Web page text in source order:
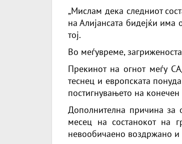
„Мислам дека следниот
на Алијансата бидејќи
тој.
Во меѓувреме,
Прекинот на огнот меѓу
теснец и европската
постигнувањето на
Дополнителна причина за
месец на состанокот на
невообичаено воздржано и